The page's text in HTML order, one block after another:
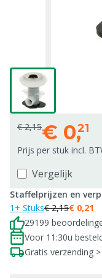
€ 2,15€ 0,21
Prijs per stuk incl.
Vergelijk
Staffelprijzen en
1+ Stuks€ 2,15€ 0,21
29199
Voor 11:30u
Gratis verzending